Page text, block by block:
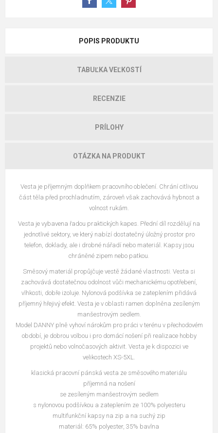
POPIS PRODUKTU
TABUĽKA VEĽKOSTÍ
RECENZIE
PRÍLOHY
OTÁZKA NA PRODUKT
Vesta je příjemným doplňkem pracovního oblečení. Chrání citlivou
část těla před prochladnutím, zároveň však zachovává hybnost a
volnost rukám.
Vesta je vybavena řadou praktických kapes. Přední díl rozdělují na
jednotlivé sektory, ve který nabízí dostatečný úložný prostor pro
telefon, doklady, ale i drobné nářadí nebo materiál. Kapsy jsou
chráněné zipem nebo patkou.
Směsový materiál propůjčuje vestě žádané vlastnosti. Vesta si
zachovává dostatečnou odolnost vůči mechanickému opotřebení,
vlhkosti, dobře izoluje. Nylonová podšívka se zateplením přidává
příjemný hřejivý efekt. Vesta je v oblasti ramen doplněna zesíleným
manšestrovým sedlem.
Model DANNY plně vyhoví nárokům pro práci v terénu v přechodovém
období, je dobrou volbou i pro domácí nošení při realizace hobby
projektů nebo volnočasových aktivit. Vesta je k dispozici ve
velikostech XS-5XL.
klasická pracovní pánská vesta ze směsového materiálu
příjemná na nošení
se zesíleným manšestrovým sedlem
s nylonovou podšívkou a zateplením ze 100% polyesteru
multifunkční kapsy na zip a na suchý zip
materiál: 65% polyester, 35% bavlna